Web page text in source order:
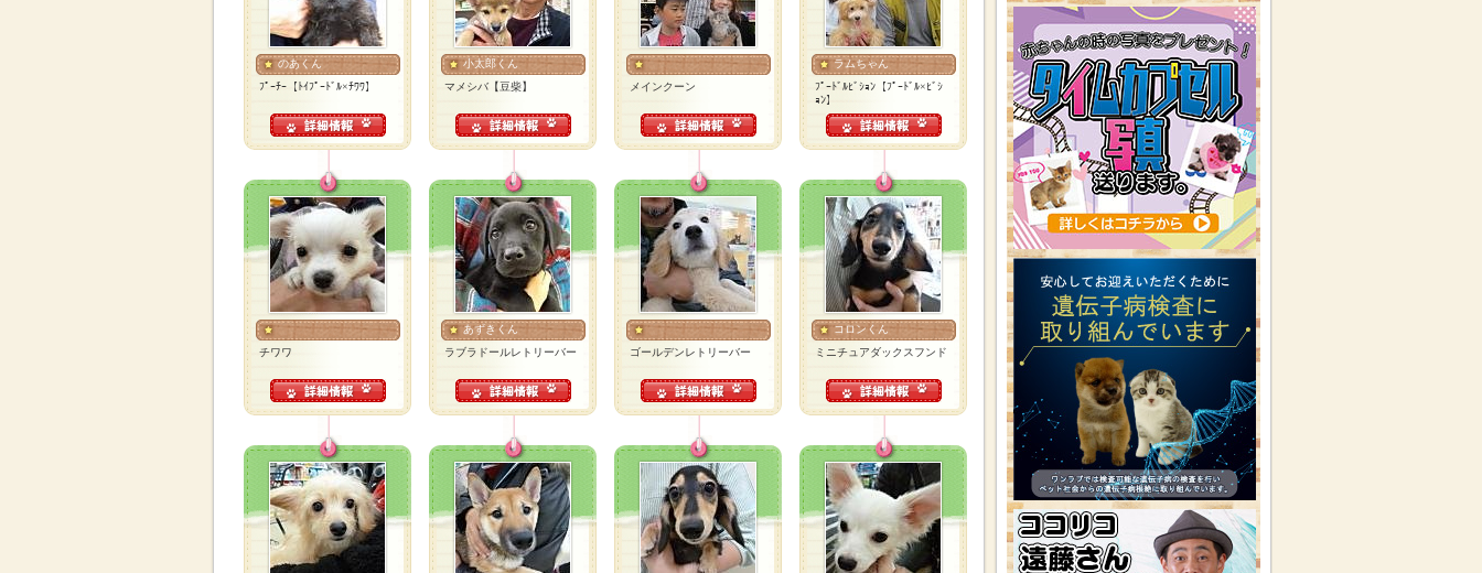
のあくん
ﾌﾟｰﾁｰ【ﾄｲﾌﾟｰﾄﾞﾙ×ﾁﾜﾜ】
小太郎くん
マメシバ【豆柴】
メインクーン
ラムちゃん
ﾌﾟｰﾄﾞﾙﾋﾞｼｮﾝ【ﾌﾟｰﾄﾞﾙ×ﾋﾞｼ
ｮﾝ】
チワワ
あずきくん
ラブラドールレトリーバー
ゴールデンレトリーバー
コロンくん
ミニチュアダックスフンド